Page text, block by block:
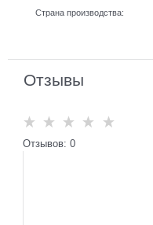
Страна производства:
Отзывы
Отзывов: 0